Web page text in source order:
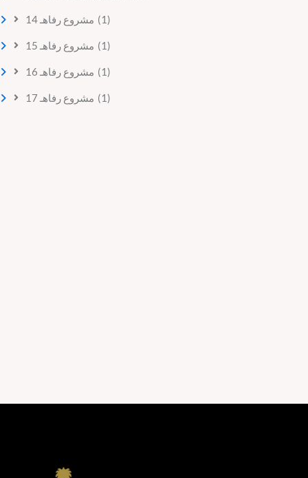
مشروع رفاهـ 14 (1)
مشروع رفاهـ 15 (1)
مشروع رفاهـ 16 (1)
مشروع رفاهـ 17 (1)